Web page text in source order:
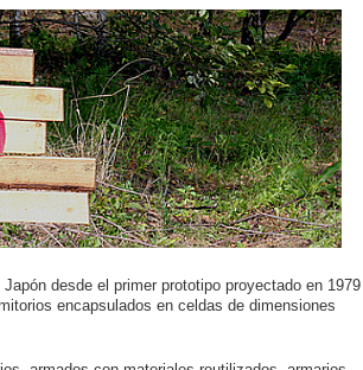
desde el primer prototipo proyectado en 1979
encapsulados en celdas de dimensiones